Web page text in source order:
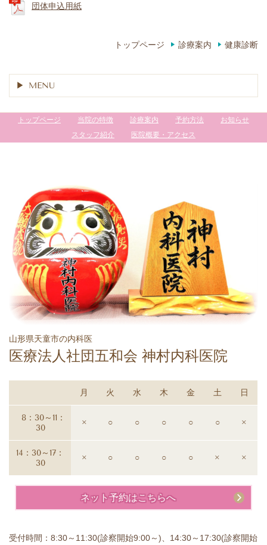
団体申込用紙
トップページ 診療案内 健康診断
MENU
トップページ 当院の特徴 診療案内 予約方法
お知らせ
スタッフ紹介
医院概要・アクセス
山形県天童市の内科医
医療法人社団五和会 神村内科医院
月 火 水 木 金 土 日
8：30～11：
30
× ○ ○ ○ ○ ○ ×
14：30～17：
30
× ○ ○ ○ ○ × ×
ネット予約はこちらへ
受付時間：8:30～11:30(診察開始9:00～)、14:30～17:30(診察開始